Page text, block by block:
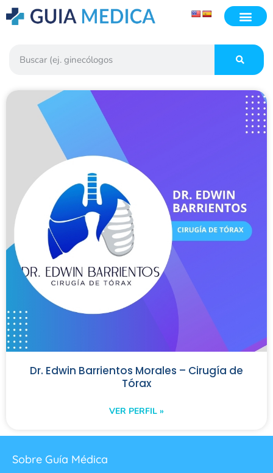
Dr. Edwin Barrientos Morales – Cirugía de
Tórax
VER PERFIL »
Sobre Guía Médica